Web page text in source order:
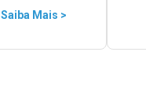
Saiba Mais >